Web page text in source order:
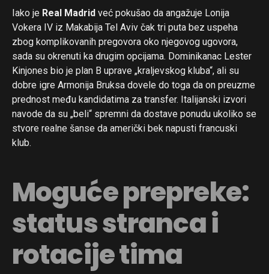
Iako je Real Madrid već pokušao da angažuje Lonija
Vokera IV iz Makabija Tel Aviv čak tri puta bez uspeha
zbog komplikovanih pregovora oko njegovog ugovora,
sada su okrenuti ka drugim opcijama. Dominikanac Lester
Kinjones bio je plan B uprave „kraljevskog kluba“, ali su
dobre igre Armonija Bruksa dovele do toga da on preuzme
prednost među kandidatima za transfer. Italijanski izvori
navode da su „beli“ spremni da dostave ponudu ukoliko se
stvore realne šanse da američki bek napusti francuski
klub.
Moguće prepreke:
status stranca i
rotacije tima